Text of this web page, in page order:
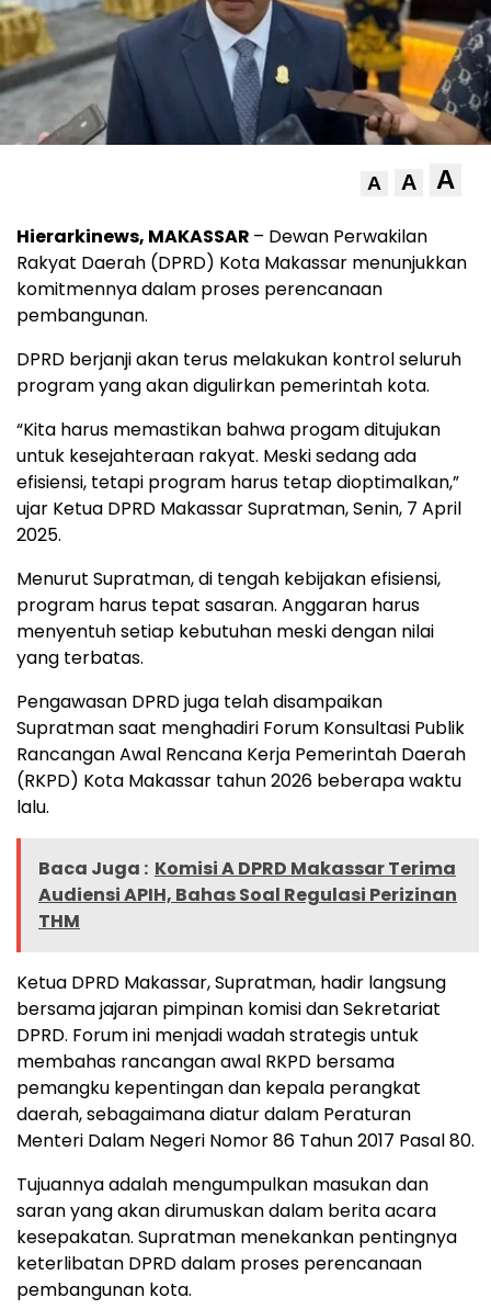
A A A
Hierarkinews, MAKASSAR – Dewan Perwakilan
Rakyat Daerah (DPRD) Kota Makassar menunjukkan
komitmennya dalam proses perencanaan
pembangunan.
DPRD berjanji akan terus melakukan kontrol seluruh
program yang akan digulirkan pemerintah kota.
“Kita harus memastikan bahwa progam ditujukan
untuk kesejahteraan rakyat. Meski sedang ada
efisiensi, tetapi program harus tetap dioptimalkan,”
ujar Ketua DPRD Makassar Supratman, Senin, 7 April
2025.
Menurut Supratman, di tengah kebijakan efisiensi,
program harus tepat sasaran. Anggaran harus
menyentuh setiap kebutuhan meski dengan nilai
yang terbatas.
Pengawasan DPRD juga telah disampaikan
Supratman saat menghadiri Forum Konsultasi Publik
Rancangan Awal Rencana Kerja Pemerintah Daerah
(RKPD) Kota Makassar tahun 2026 beberapa waktu
lalu.
Baca Juga : Komisi A DPRD Makassar Terima
Audiensi APIH, Bahas Soal Regulasi Perizinan
THM
Ketua DPRD Makassar, Supratman, hadir langsung
bersama jajaran pimpinan komisi dan Sekretariat
DPRD. Forum ini menjadi wadah strategis untuk
membahas rancangan awal RKPD bersama
pemangku kepentingan dan kepala perangkat
daerah, sebagaimana diatur dalam Peraturan
Menteri Dalam Negeri Nomor 86 Tahun 2017 Pasal 80.
Tujuannya adalah mengumpulkan masukan dan
saran yang akan dirumuskan dalam berita acara
kesepakatan. Supratman menekankan pentingnya
keterlibatan DPRD dalam proses perencanaan
pembangunan kota.